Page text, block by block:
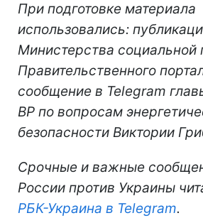
При подготовке материала
использовались:
Министерства социальной
Правительственного
сообщение в Telegram
ВР по вопросам
безопасности Виктории
Срочные и важные
России против Украины
РБК-Украина в Telegram.